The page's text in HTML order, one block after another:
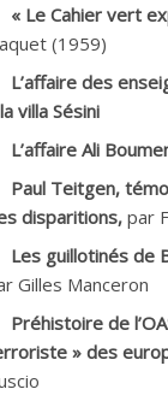
Ali
Tahar
Ramdane *
Baghdad*
Boualem*
« Le Cahier vert
(1959)
L’affaire des
villa Sésini
L’affaire Ali
Paul Teitgen,
disparitions, par
Les guillotinés de
Gilles Manceron
Préhistoire de
» des